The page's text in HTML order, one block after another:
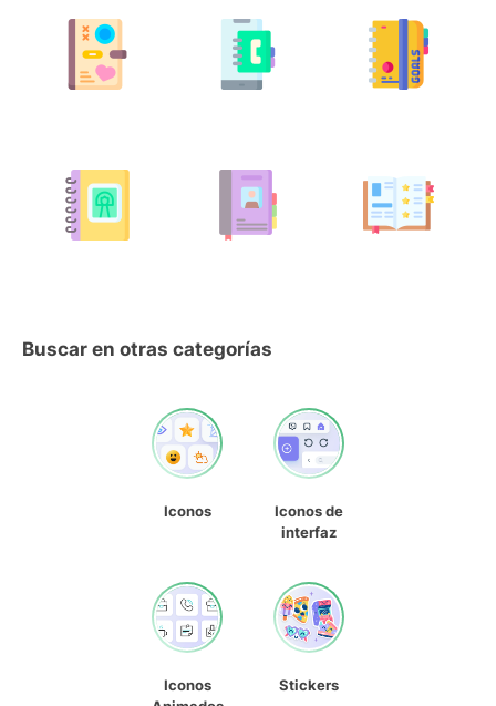
Buscar en otras categorías
Iconos
Iconos de
interfaz
Iconos
Stickers